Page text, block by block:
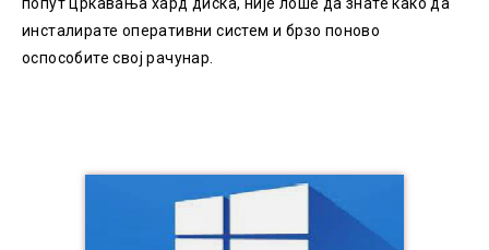
попут цркавања хард диска, није лоше да знате како да
инсталирате оперативни систем и брзо поново
оспособите свој рачунар.